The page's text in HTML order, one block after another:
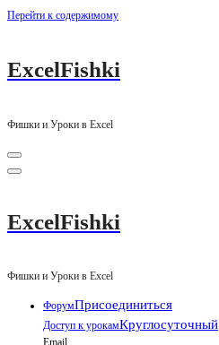
Перейти к содержимому
ExcelFishki
Фишки и Уроки в Excel
ExcelFishki
Фишки и Уроки в Excel
ФорумПрисоединиться
Доступ к урокамКруглосуточный
Email